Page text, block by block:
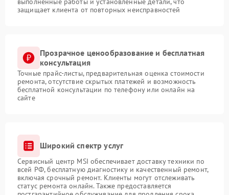
защищает клиента от повторных неисправностей
Прозрачное ценообразование и бесплатная
консультация
Точные прайс-листы, предварительная оценка стоимости
ремонта, отсутствие скрытых платежей и возможность
бесплатной консультации по телефону или онлайн на
сайте
Широкий спектр услуг
Сервисный центр MSI обеспечивает доставку техники по
всей РФ, бесплатную диагностику и качественный ремонт,
включая срочный ремонт. Клиенты могут отслеживать
статус ремонта онлайн. Также предоставляется